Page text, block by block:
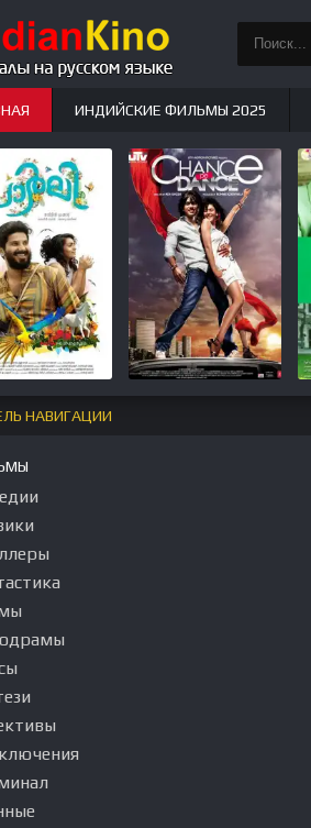
НАВИГАЦИИ
ИНДИЙСКИЕ ФИЛЬМЫ 2025
СЕРИАЛЫ НОВЫЕ